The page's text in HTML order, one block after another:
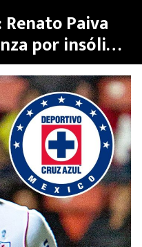
Paiva
por insólita
Martín